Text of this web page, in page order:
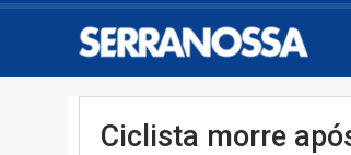
Ciclista morre